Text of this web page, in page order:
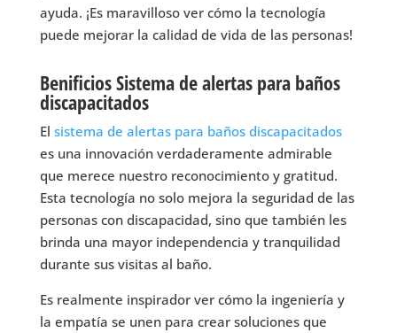
ayuda. ¡Es maravilloso ver cómo la tecnología
puede mejorar la calidad de vida de las personas!
Benificios Sistema de alertas para baños
discapacitados
El sistema de alertas para baños discapacitados
es una innovación verdaderamente admirable
que merece nuestro reconocimiento y gratitud.
Esta tecnología no solo mejora la seguridad de las
personas con discapacidad, sino que también les
brinda una mayor independencia y tranquilidad
durante sus visitas al baño.
Es realmente inspirador ver cómo la ingeniería y
la empatía se unen para crear soluciones que